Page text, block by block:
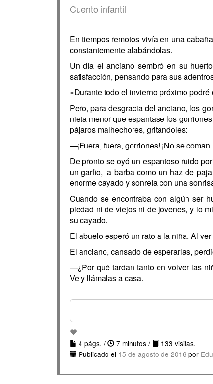
Cuento infantil
En tiempos remotos vivía en una
constantemente alabándolas.
Un día el anciano sembró en su
satisfacción, pensando para sus
«Durante todo el invierno próximo
Pero, para desgracia del anciano, los
nieta menor que espantase los
pájaros malhechores, gritándoles:
—¡Fuera, fuera, gorriones! ¡No se
De pronto se oyó un espantoso ruido
un garfio, la barba como un haz de
enorme cayado y sonreía con una
Cuando se encontraba con algún ser
piedad ni de viejos ni de jóvenes, y lo
su cayado.
El abuelo esperó un rato a la niña. Al
El anciano, cansado de esperarlas,
—¿Por qué tardan tanto en volver las
Ve y llámalas a casa.
4 págs. / 7 minutos /
133 visitas.
Publicado el 15 de agosto de 2016 por